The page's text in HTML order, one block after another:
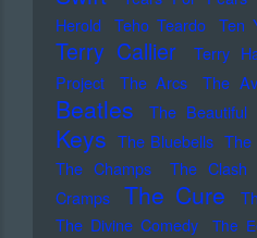
Herold
Teho Teardo Ten
Terry Callier Terry
Project
The Arcs The
Beatles
The Beautiful
Keys The Bluebells The
The Champs
The Clash
Cramps
The Cure
The Divine Comedy
The